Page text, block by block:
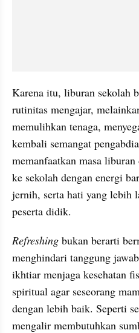
Karena itu, liburan sekolah
rutinitas mengajar,
memulihkan tenaga,
kembali semangat
memanfaatkan masa
ke sekolah dengan energi
jernih, serta hati yang lebih
peserta didik.
Refreshing bukan berarti
menghindari tanggung
ikhtiar menjaga kesehatan
spiritual agar seseorang
dengan lebih baik. Seperti
mengalir membutuhkan